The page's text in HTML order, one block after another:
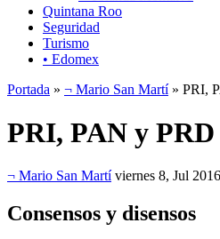
Quintana Roo
Seguridad
Turismo
• Edomex
Portada » ¬ Mario San Martí» PRI,
PRI, PAN y
¬ Mario San Martí viernes 8, Jul 2016
Consensos y disensos